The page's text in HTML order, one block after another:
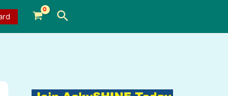
Search